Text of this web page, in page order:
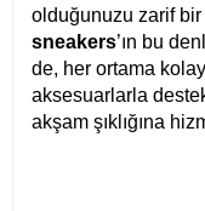
olduğunuzu zarif
sneakers’ın bu
de, her ortama
aksesuarlarla
akşam şıklığına